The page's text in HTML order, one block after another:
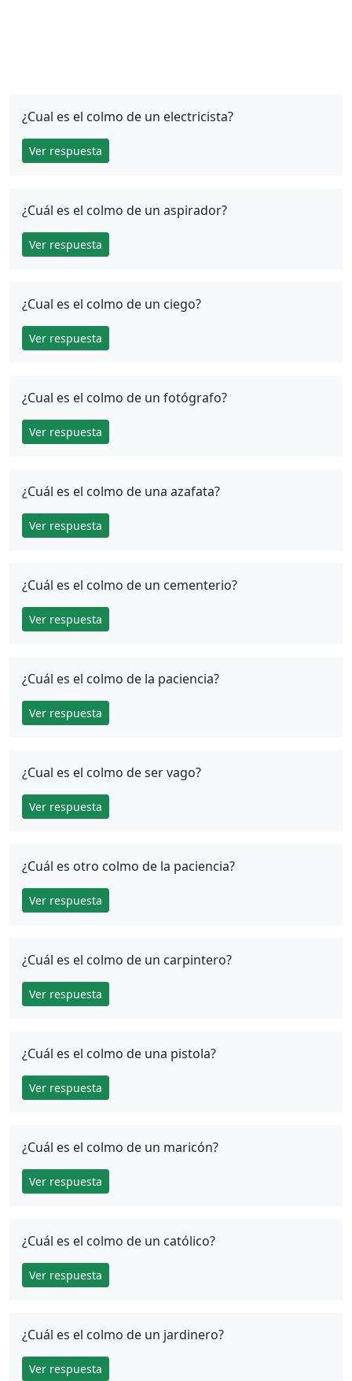
¿Cual es el colmo de un electricista?
Ver respuesta
¿Cuál es el colmo de un aspirador?
Ver respuesta
¿Cual es el colmo de un ciego?
Ver respuesta
¿Cual es el colmo de un fotógrafo?
Ver respuesta
¿Cuál es el colmo de una azafata?
Ver respuesta
¿Cuál es el colmo de un cementerio?
Ver respuesta
¿Cuál es el colmo de la paciencia?
Ver respuesta
¿Cual es el colmo de ser vago?
Ver respuesta
¿Cuál es otro colmo de la paciencia?
Ver respuesta
¿Cuál es el colmo de un carpintero?
Ver respuesta
¿Cuál es el colmo de una pistola?
Ver respuesta
¿Cuál es el colmo de un maricón?
Ver respuesta
¿Cuál es el colmo de un católico?
Ver respuesta
¿Cuál es el colmo de un jardinero?
Ver respuesta